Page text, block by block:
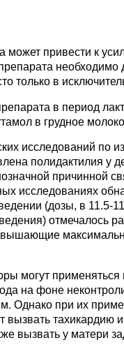
может привести к
только в
в период
в грудное
исследований по
полидактилия у
причинной
исследованиях
(дозы, в
отмечалось
могут
на фоне
Однако при их
вызвать
вызвать у матери